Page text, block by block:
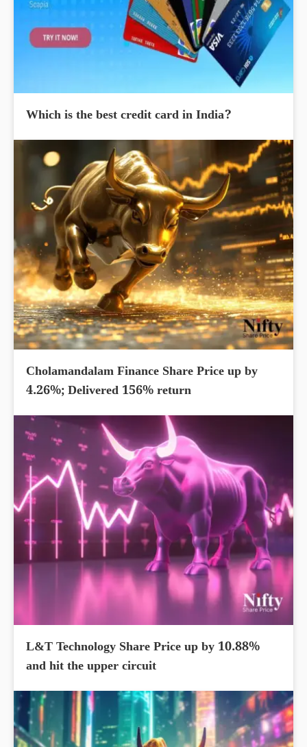
Which is the best credit card in India?
Cholamandalam Finance Share Price up by
4.26%; Delivered 156% return
L&T Technology Share Price up by 10.88%
and hit the upper circuit